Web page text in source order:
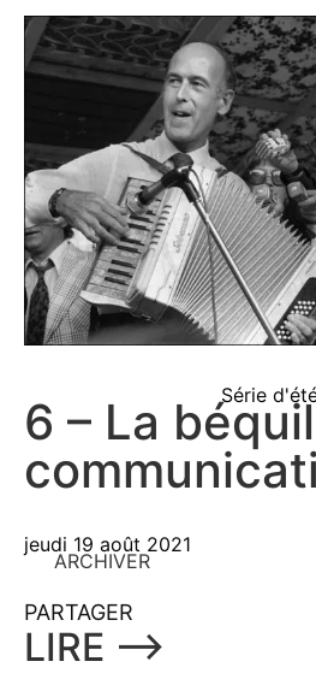
Série
6 – La
jeudi 19 août 2021
ARCHIVER
PARTAGER
LIRE ⟶